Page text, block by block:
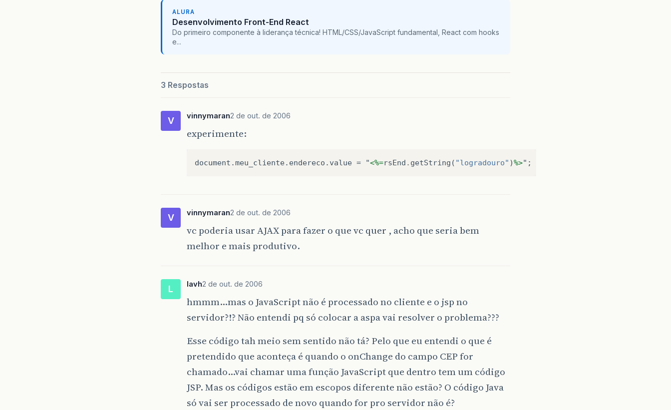
ALURA
Desenvolvimento Front-End React
Do primeiro componente à liderança técnica! HTML/CSS/JavaScript fundamental, React com hooks
e...
3 Respostas
V vinnymaran2 de out. de 2006
experimente:
document.meu_cliente.endereco.value = "<%=rsEnd . getString ( "logradouro" )%>";
V vinnymaran2 de out. de 2006
vc poderia usar AJAX para fazer o que vc quer , acho que seria bem
melhor e mais produtivo.
L lavh2 de out. de 2006
hmmm…mas o JavaScript não é processado no cliente e o jsp no
servidor?!? Não entendi pq só colocar a aspa vai resolver o problema???
Esse código tah meio sem sentido não tá? Pelo que eu entendi o que é
pretendido que aconteça é quando o onChange do campo CEP for
chamado…vai chamar uma função JavaScript que dentro tem um código
JSP. Mas os códigos estão em escopos diferente não estão? O código Java
só vai ser processado de novo quando for pro servidor não é?